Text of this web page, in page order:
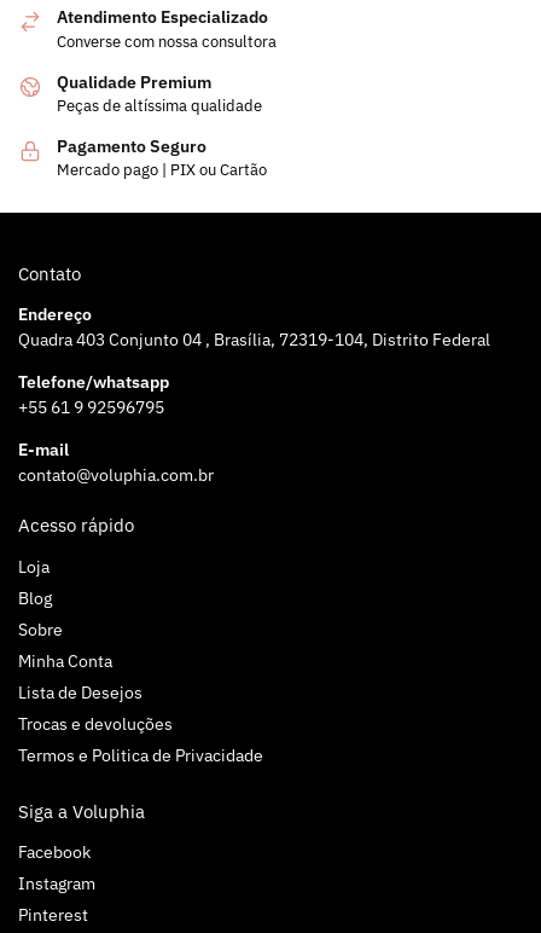
Atendimento Especializado
Converse com nossa consultora
Qualidade Premium
Peças de altíssima qualidade
Pagamento Seguro
Mercado pago | PIX ou Cartão
Contato
Endereço
Quadra 403 Conjunto 04 , Brasília, 72319-104, Distrito Federal
Telefone/whatsapp
+55 61 9 92596795
E-mail
contato@voluphia.com.br
Acesso rápido
Loja
Blog
Sobre
Minha Conta
Lista de Desejos
Trocas e devoluções
Termos e Politica de Privacidade
Siga a Voluphia
Facebook
Instagram
Pinterest